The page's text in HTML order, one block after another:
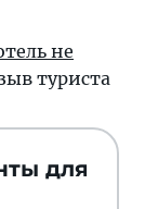
не
туриста
для